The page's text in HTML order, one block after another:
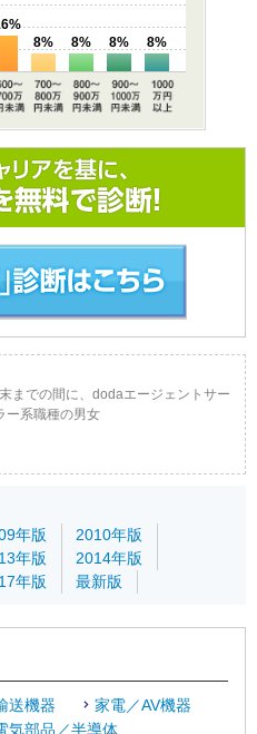
8%
8% 8% 8%
までの間に、dodaエージェントサー
ー系職種の男女
年版
2010年版
年版
2014年版
年版 最新版
送機器
家電／AV機器
気部品／半導体